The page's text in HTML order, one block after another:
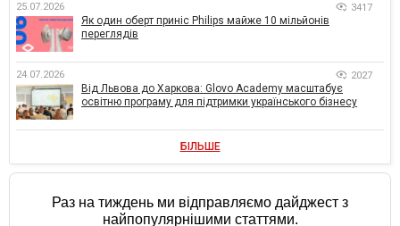
25.07.2026 3417
Як один оберт приніс Philips майже 10 мільйонів
переглядів
24.07.2026 2027
Від Львова до Харкова: Glovo Academy масштабує
освітню програму для підтримки українського бізнесу
БІЛЬШЕ
Раз на тиждень ми відправляємо дайджест з
найпопулярнішими статтями.